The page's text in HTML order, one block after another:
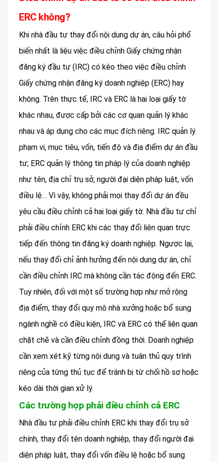
ERC không?
Khi nhà đầu tư thay đổi nội dung dự án, câu hỏi phổ
biến nhất là liệu việc điều chỉnh Giấy chứng nhận
đăng ký đầu tư (IRC) có kéo theo việc điều chỉnh
Giấy chứng nhận đăng ký doanh nghiệp (ERC) hay
không. Trên thực tế, IRC và ERC là hai loại giấy tờ
khác nhau, được cấp bởi các cơ quan quản lý khác
nhau và áp dụng cho các mục đích riêng. IRC quản lý
phạm vi, mục tiêu, vốn, tiến độ và địa điểm dự án đầu
tư; ERC quản lý thông tin pháp lý của doanh nghiệp
như tên, địa chỉ trụ sở, người đại diện pháp luật, vốn
điều lệ… Vì vậy, không phải mọi thay đổi dự án đều
yêu cầu điều chỉnh cả hai loại giấy tờ. Nhà đầu tư chỉ
phải điều chỉnh ERC khi các thay đổi liên quan trực
tiếp đến thông tin đăng ký doanh nghiệp. Ngược lại,
nếu thay đổi chỉ ảnh hưởng đến nội dung dự án, chỉ
cần điều chỉnh IRC mà không cần tác động đến ERC.
Tuy nhiên, đối với một số trường hợp như mở rộng
địa điểm, thay đổi quy mô nhà xưởng hoặc bổ sung
ngành nghề có điều kiện, IRC và ERC có thể liên quan
chặt chẽ và cần điều chỉnh đồng thời. Doanh nghiệp
cần xem xét kỹ từng nội dung và tuân thủ quy trình
riêng của từng thủ tục để tránh bị từ chối hồ sơ hoặc
kéo dài thời gian xử lý.
Các trường hợp phải điều chỉnh cả ERC
Nhà đầu tư phải điều chỉnh ERC khi thay đổi trụ sở
chính, thay đổi tên doanh nghiệp, thay đổi người đại
diện pháp luật, thay đổi vốn điều lệ hoặc bổ sung